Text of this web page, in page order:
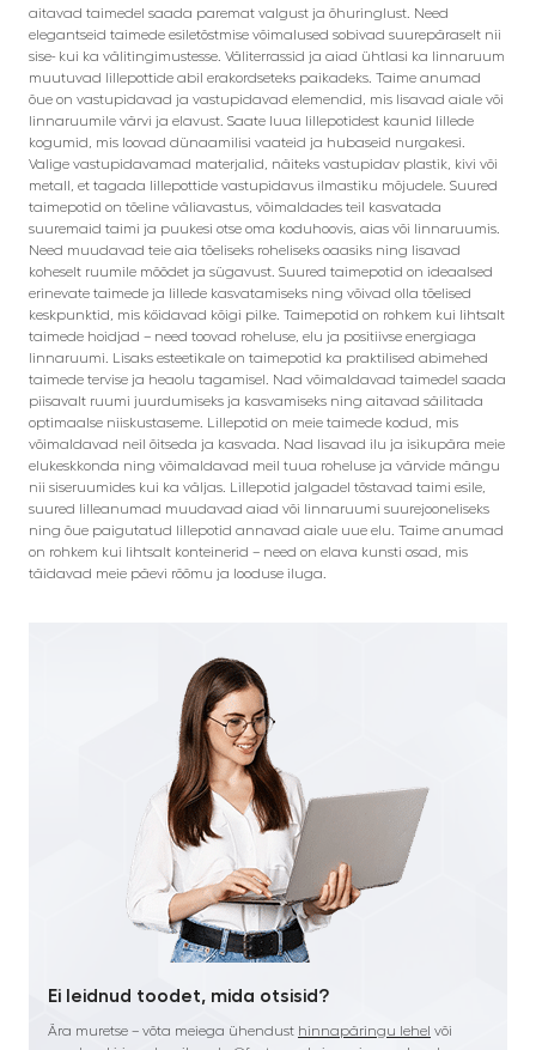
aitavad taimedel saada paremat valgust ja õhuringlust. Need
elegantseid taimede esiletõstmise võimalused sobivad suurepäraselt nii
sise- kui ka välitingimustesse. Väliterrassid ja aiad ühtlasi ka linnaruum
muutuvad lillepottide abil erakordseteks paikadeks. Taime anumad
õue on vastupidavad ja vastupidavad elemendid, mis lisavad aiale või
linnaruumile värvi ja elavust. Saate luua lillepotidest kaunid lillede
kogumid, mis loovad dünaamilisi vaateid ja hubaseid nurgakesi.
Valige vastupidavamad materjalid, näiteks vastupidav plastik, kivi või
metall, et tagada lillepottide vastupidavus ilmastiku mõjudele. Suured
taimepotid on tõeline väliavastus, võimaldades teil kasvatada
suuremaid taimi ja puukesi otse oma koduhoovis, aias või linnaruumis.
Need muudavad teie aia tõeliseks roheliseks oaasiks ning lisavad
koheselt ruumile mõõdet ja sügavust. Suured taimepotid on ideaalsed
erinevate taimede ja lillede kasvatamiseks ning võivad olla tõelised
keskpunktid, mis köidavad kõigi pilke. Taimepotid on rohkem kui lihtsalt
taimede hoidjad – need toovad roheluse, elu ja positiivse energiaga
linnaruumi. Lisaks esteetikale on taimepotid ka praktilised abimehed
taimede tervise ja heaolu tagamisel. Nad võimaldavad taimedel saada
piisavalt ruumi juurdumiseks ja kasvamiseks ning aitavad säilitada
optimaalse niiskustaseme. Lillepotid on meie taimede kodud, mis
võimaldavad neil õitseda ja kasvada. Nad lisavad ilu ja isikupära meie
elukeskkonda ning võimaldavad meil tuua roheluse ja värvide mängu
nii siseruumides kui ka väljas. Lillepotid jalgadel tõstavad taimi esile,
suured lilleanumad muudavad aiad või linnaruumi suurejooneliseks
ning õue paigutatud lillepotid annavad aiale uue elu. Taime anumad
on rohkem kui lihtsalt konteinerid – need on elava kunsti osad, mis
täidavad meie päevi rõõmu ja looduse iluga.
Ei leidnud toodet, mida otsisid?
Ära muretse – võta meiega ühendust hinnapäringu lehel või